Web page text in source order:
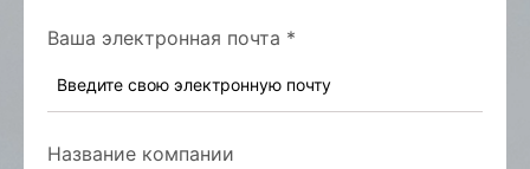
Ваша электронная почта *
Название компании